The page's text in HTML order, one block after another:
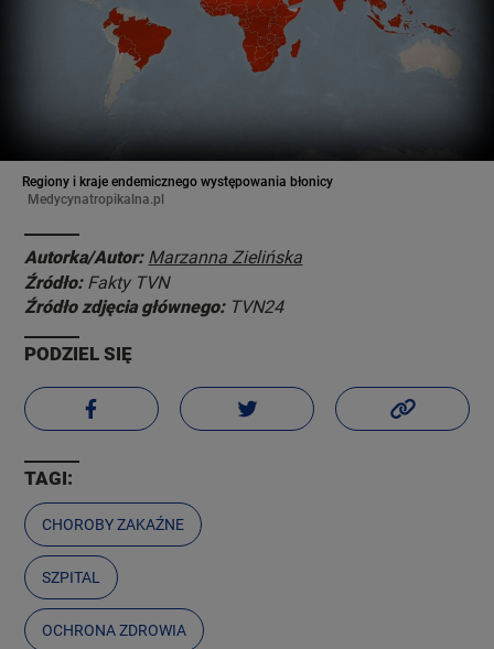
Regiony i kraje endemicznego występowania błonicy
Medycynatropikalna.pl
Autorka/Autor: Marzanna Zielińska
Źródło: Fakty TVN
Źródło zdjęcia głównego: TVN24
PODZIEL SIĘ
TAGI:
CHOROBY ZAKAŹNE
SZPITAL
OCHRONA ZDROWIA